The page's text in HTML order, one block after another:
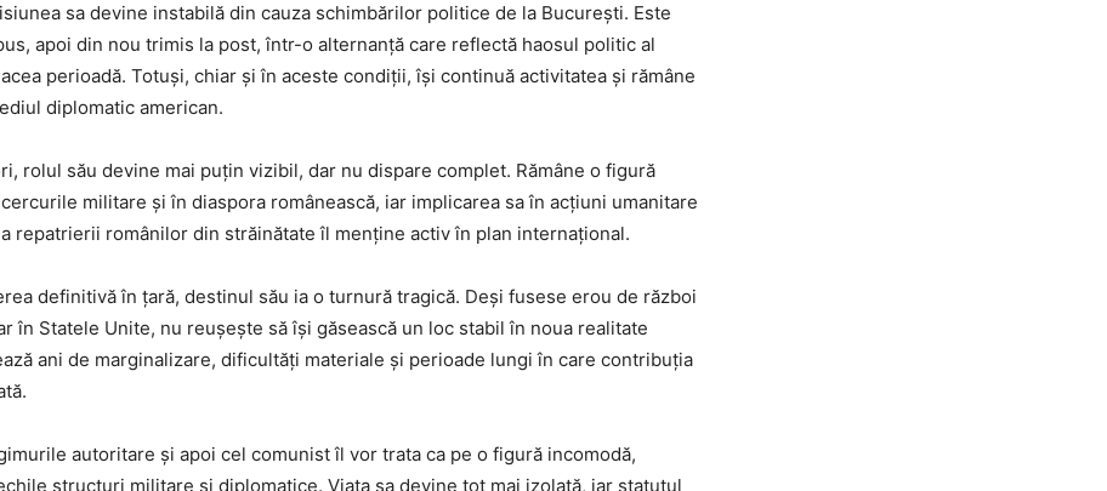
sa devine instabilă din cauza schimbărilor politice de la București. Este
apoi din nou trimis la post, într-o alternanță care reflectă haosul politic al
perioadă. Totuși, chiar și în aceste condiții, își continuă activitatea și rămâne
diplomatic american.
rolul său devine mai puțin vizibil, dar nu dispare complet. Rămâne o figură
militare și în diaspora românească, iar implicarea sa în acțiuni umanitare
repatrierii românilor din străinătate îl menține activ în plan internațional.
definitivă în țară, destinul său ia o turnură tragică. Deși fusese erou de război
în Statele Unite, nu reușește să își găsească un loc stabil în noua realitate
ani de marginalizare, dificultăți materiale și perioade lungi în care contribuția
autoritare și apoi cel comunist îl vor trata ca pe o figură incomodă,
structuri militare și diplomatice. Viața sa devine tot mai izolată, iar statutul